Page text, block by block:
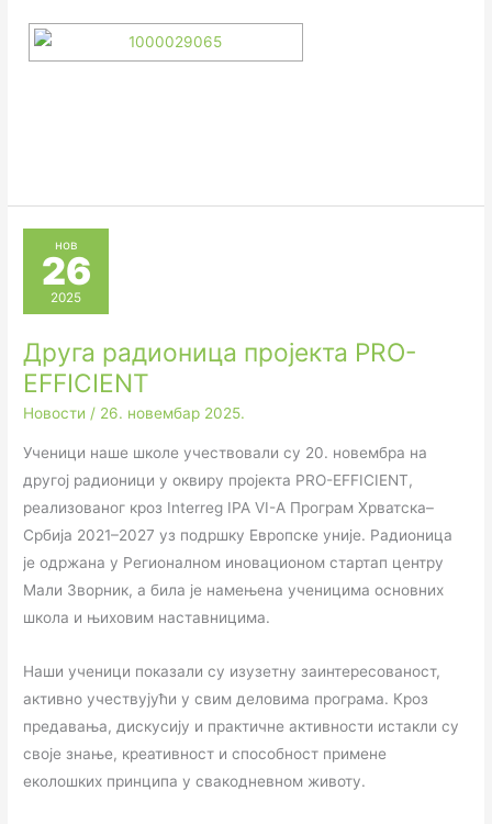
нов
26
2025
Друга радионица пројекта PRO-
EFFICIENT
Новости / 26. новембар 2025.
Ученици наше школе учествовали су 20. новембра на
другој радионици у оквиру пројекта PRO-EFFICIENT,
реализованог кроз Interreg IPA VI-A Програм Хрватска–
Србија 2021–2027 уз подршку Европске уније. Радионица
је одржана у Регионалном иновационом стартап центру
Мали Зворник, а била је намењена ученицима основних
школа и њиховим наставницима.
Наши ученици показали су изузетну заинтересованост,
активно учествујући у свим деловима програма. Кроз
предавања, дискусију и практичне активности истакли су
своје знање, креативност и способност примене
еколошких принципа у свакодневном животу.